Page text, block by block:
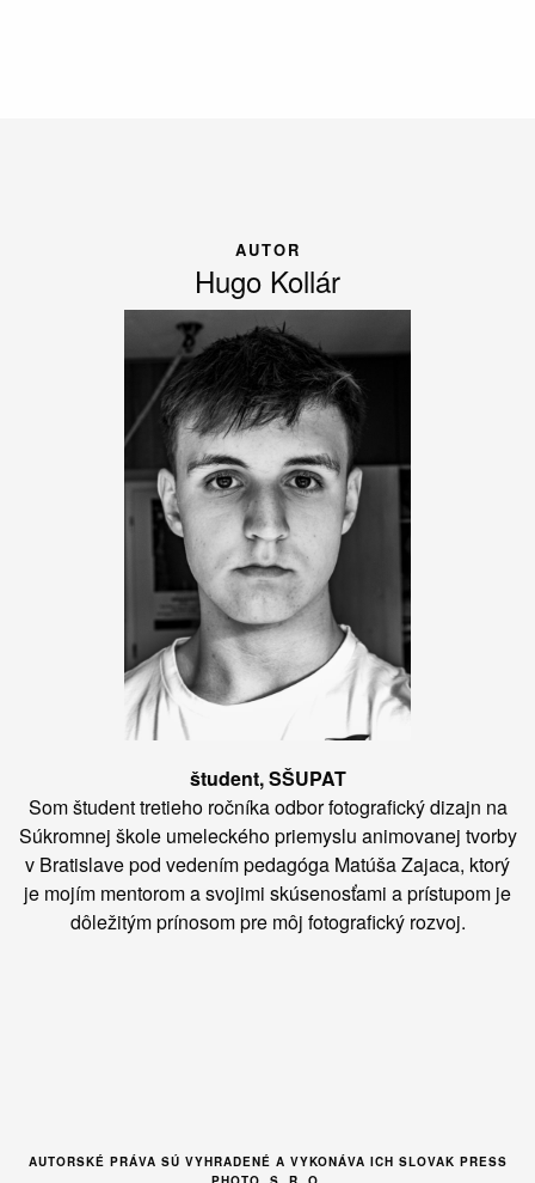
AUTOR
Hugo Kollár
študent, SŠUPAT
Som študent tretieho ročníka odbor fotografický dizajn na
Súkromnej škole umeleckého priemyslu animovanej tvorby
v Bratislave pod vedením pedagóga Matúša Zajaca, ktorý
je mojím mentorom a svojimi skúsenosťami a prístupom je
dôležitým prínosom pre môj fotografický rozvoj.
AUTORSKÉ PRÁVA SÚ VYHRADENÉ A VYKONÁVA ICH SLOVAK PRESS